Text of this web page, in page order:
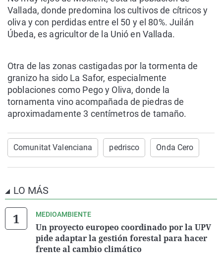
Vallada, donde predomina los cultivos de cítricos y
oliva y con perdidas entre el 50 y el 80%. Juilán
Úbeda, es agricultor de la Unió en Vallada.
Otra de las zonas castigadas por la tormenta de
granizo ha sido La Safor, especialmente
poblaciones como Pego y Oliva, donde la
tornamenta vino acompañada de piedras de
aproximadamente 3 centímetros de tamaño.
Comunitat Valenciana pedrisco Onda Cero
LO MÁS
MEDIOAMBIENTE
Un proyecto europeo coordinado por la UPV
pide adaptar la gestión forestal para hacer
frente al cambio climático